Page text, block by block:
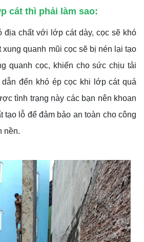
cát thì phải làm sao:
chất với lớp cát dày, cọc sẽ khó
xung quanh mũi cọc sẽ bị nén lại tạo
quanh cọc, khiến cho sức chịu tải
đến khó ép cọc khi lớp cát quá
tình trạng này các bạn nên khoan
tạo lỗ để đảm bảo an toàn cho công
nền.